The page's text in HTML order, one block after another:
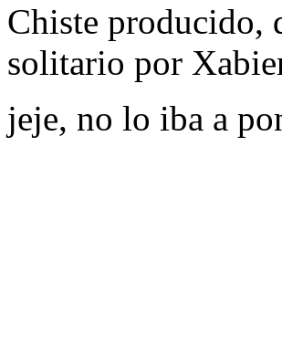
Chiste producido,
solitario por
jeje, no lo iba a